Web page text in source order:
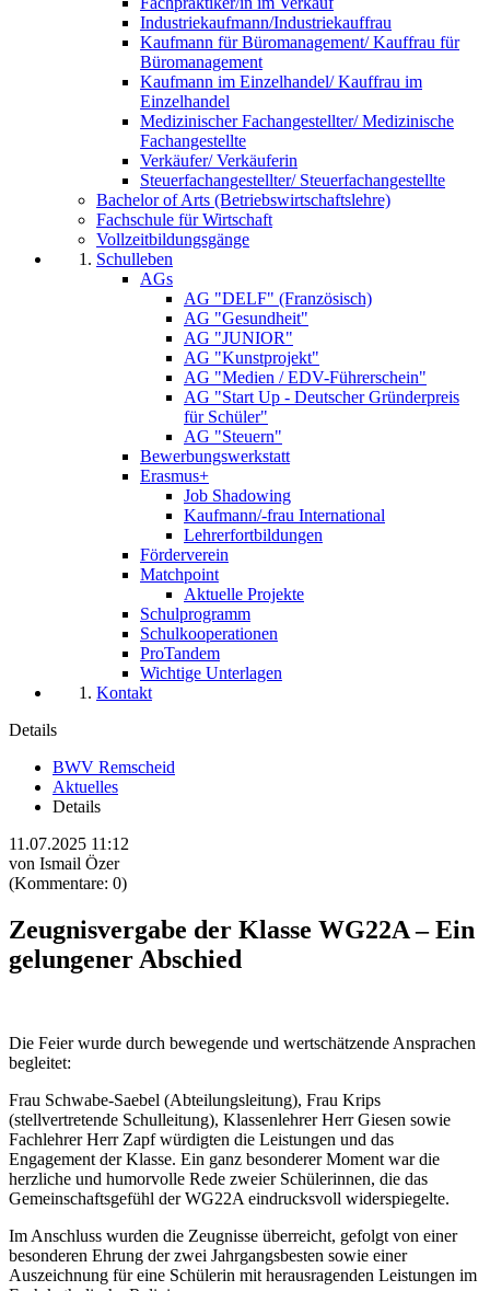
Industriekaufmann/Industriekauffrau
Kaufmann für Büromanagement/ Kauffrau für
Büromanagement
Kaufmann im Einzelhandel/ Kauffrau im
Einzelhandel
Medizinischer Fachangestellter/ Medizinische
Fachangestellte
Verkäufer/ Verkäuferin
Steuerfachangestellter/ Steuerfachangestellte
Bachelor of Arts (Betriebswirtschaftslehre)
Fachschule für Wirtschaft
Vollzeitbildungsgänge
Schulleben
AGs
AG "DELF" (Französisch)
AG "Gesundheit"
AG "JUNIOR"
AG "Kunstprojekt"
AG "Medien / EDV-Führerschein"
AG "Start Up - Deutscher Gründerpreis
für Schüler"
AG "Steuern"
Bewerbungswerkstatt
Erasmus+
Job Shadowing
Kaufmann/-frau International
Lehrerfortbildungen
Förderverein
Matchpoint
Aktuelle Projekte
Schulprogramm
Schulkooperationen
ProTandem
Wichtige Unterlagen
Kontakt
Details
BWV Remscheid
Aktuelles
Details
11.07.2025 11:12
von Ismail Özer
(Kommentare: 0)
Zeugnisvergabe der Klasse WG22A – Ein
gelungener Abschied
Die Feier wurde durch bewegende und wertschätzende Ansprachen
begleitet:
Frau Schwabe-Saebel (Abteilungsleitung), Frau Krips
(stellvertretende Schulleitung), Klassenlehrer Herr Giesen sowie
Fachlehrer Herr Zapf würdigten die Leistungen und das
Engagement der Klasse. Ein ganz besonderer Moment war die
herzliche und humorvolle Rede zweier Schülerinnen, die das
Gemeinschaftsgefühl der WG22A eindrucksvoll widerspiegelte.
Im Anschluss wurden die Zeugnisse überreicht, gefolgt von einer
besonderen Ehrung der zwei Jahrgangsbesten sowie einer
Auszeichnung für eine Schülerin mit herausragenden Leistungen im